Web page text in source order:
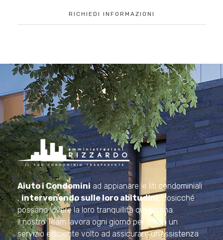
RICHIEDI INFORMAZIONI
Amministrazioni Rizzardo
Il tuo condominio trasparente
Aiuto i Condominiad appianare le liti condominiali
,intervenendo sulle loro abitudini, cosicché
possano vivere la loro tranquillità quotidiana.
Il nostro Team lavora ogni giorno per offrire un
servizio efficiente volto ad assicurare un’assistenza